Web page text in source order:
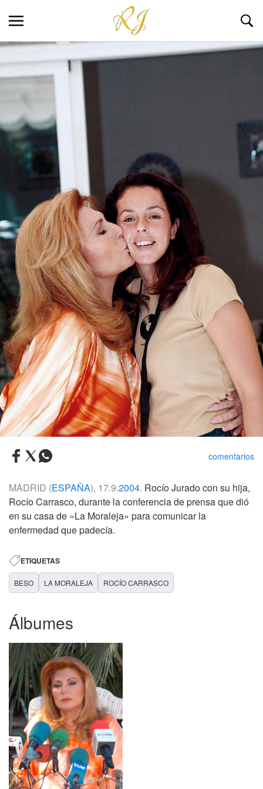
comentarios
MADRID (ESPAÑA), 17.9.2004. Rocío Jurado con su hija,
Rocío Carrasco, durante la conferencia de prensa que dió
en su casa de «La Moraleja» para comunicar la
enfermedad que padecía.
ETIQUETAS
BESO LA MORALEJA ROCÍO CARRASCO
Álbumes